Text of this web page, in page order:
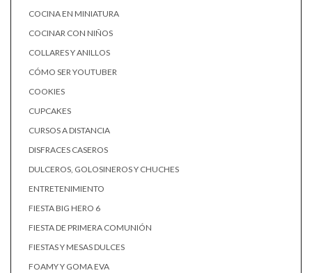
COCINA EN MINIATURA
COCINAR CON NIÑOS
COLLARES Y ANILLOS
CÓMO SER YOUTUBER
COOKIES
CUPCAKES
CURSOS A DISTANCIA
DISFRACES CASEROS
DULCEROS, GOLOSINEROS Y CHUCHES
ENTRETENIMIENTO
FIESTA BIG HERO 6
FIESTA DE PRIMERA COMUNIÓN
FIESTAS Y MESAS DULCES
FOAMY Y GOMA EVA